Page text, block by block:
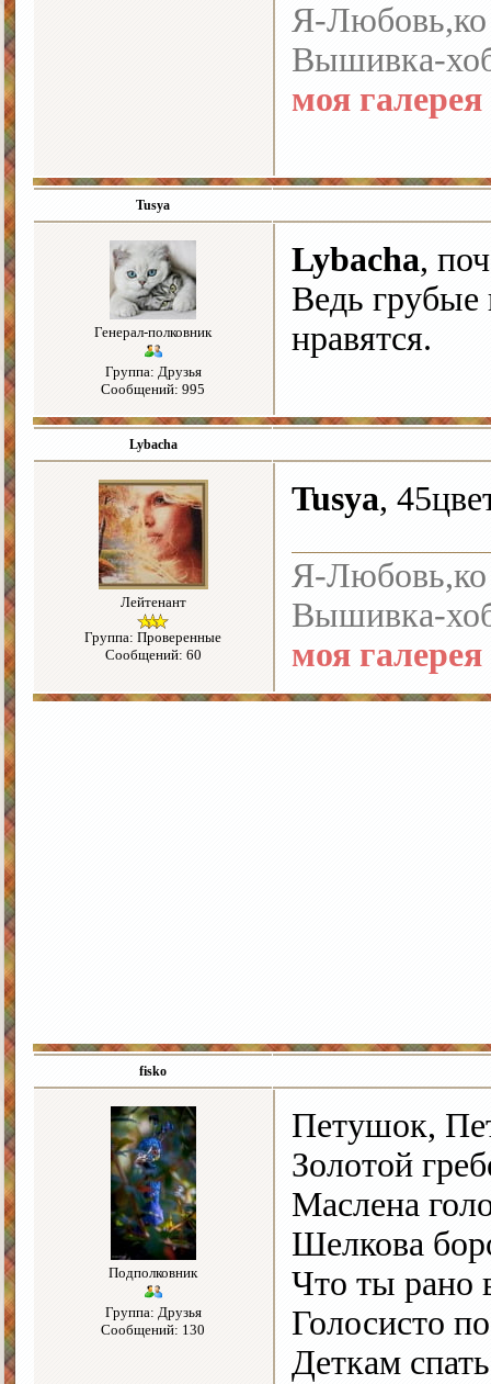
Я-
Вышивка-
моя галерея
Tusya
Генерал-полковник
Группа: Друзья
Сообщений: 995
Lybacha,
Ведь
нравятся.
Lybacha
Лейтенант
Группа: Проверенные
Сообщений: 60
Tusya,
Я-
Вышивка-
моя галерея
fisko
Подполковник
Группа: Друзья
Сообщений: 130
Петушок,
Золотой
Маслена
Шелкова
Что ты рано
Голосисто
Деткам